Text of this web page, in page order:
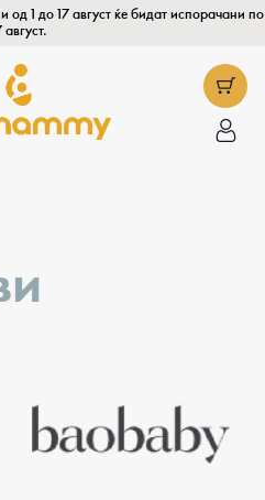
1 до 17 август ќе бидат испорачани по
август.